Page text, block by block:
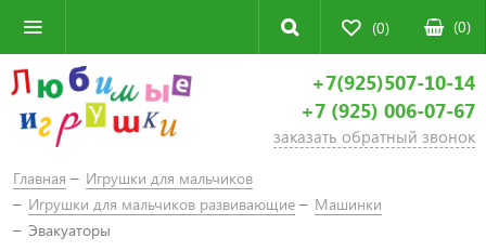
(0) (0)
+7(925)507-10-14
+7 (925) 006-07-67
заказать обратный звонок
Главная
Игрушки для мальчиков
Игрушки для мальчиков развивающие
Машинки
Эвакуаторы